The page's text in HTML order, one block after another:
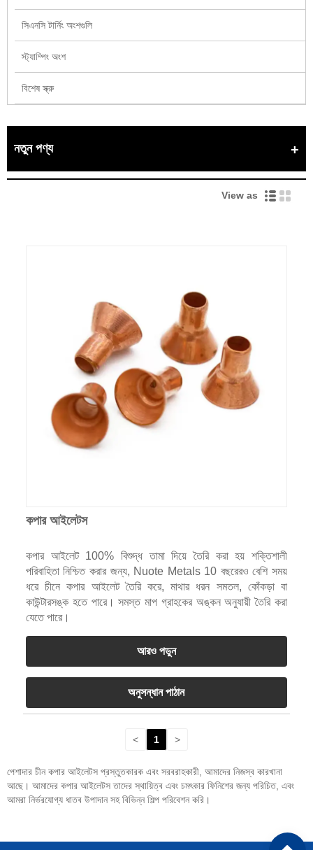
সিএনসি টার্নিং অংশগুলি
স্ট্যাম্পিং অংশ
বিশেষ স্ক্রু
নতুন পণ্য
View as
কপার আইলেটস
কপার আইলেট 100% বিশুদ্ধ তামা দিয়ে তৈরি করা হয় শক্তিশালী
পরিবাহিতা নিশ্চিত করার জন্য, Nuote Metals 10 বছরেরও বেশি সময়
ধরে চীনে কপার আইলেট তৈরি করে, মাথার ধরন সমতল, কোঁকড়া বা
কাউন্টারসঙ্ক হতে পারে। সমস্ত মাপ গ্রাহকের অঙ্কন অনুযায়ী তৈরি করা
যেতে পারে।
আরও পড়ুন
অনুসন্ধান পাঠান
< 1 >
পেশাদার চীন কপার আইলেটস প্রস্তুতকারক এবং সরবরাহকারী, আমাদের নিজস্ব কারখানা
আছে। আমাদের কপার আইলেটস তাদের স্থায়িত্ব এবং চমৎকার ফিনিশের জন্য পরিচিত, এবং
আমরা নির্ভরযোগ্য ধাতব উপাদান সহ বিভিন্ন শিল্প পরিবেশন করি।